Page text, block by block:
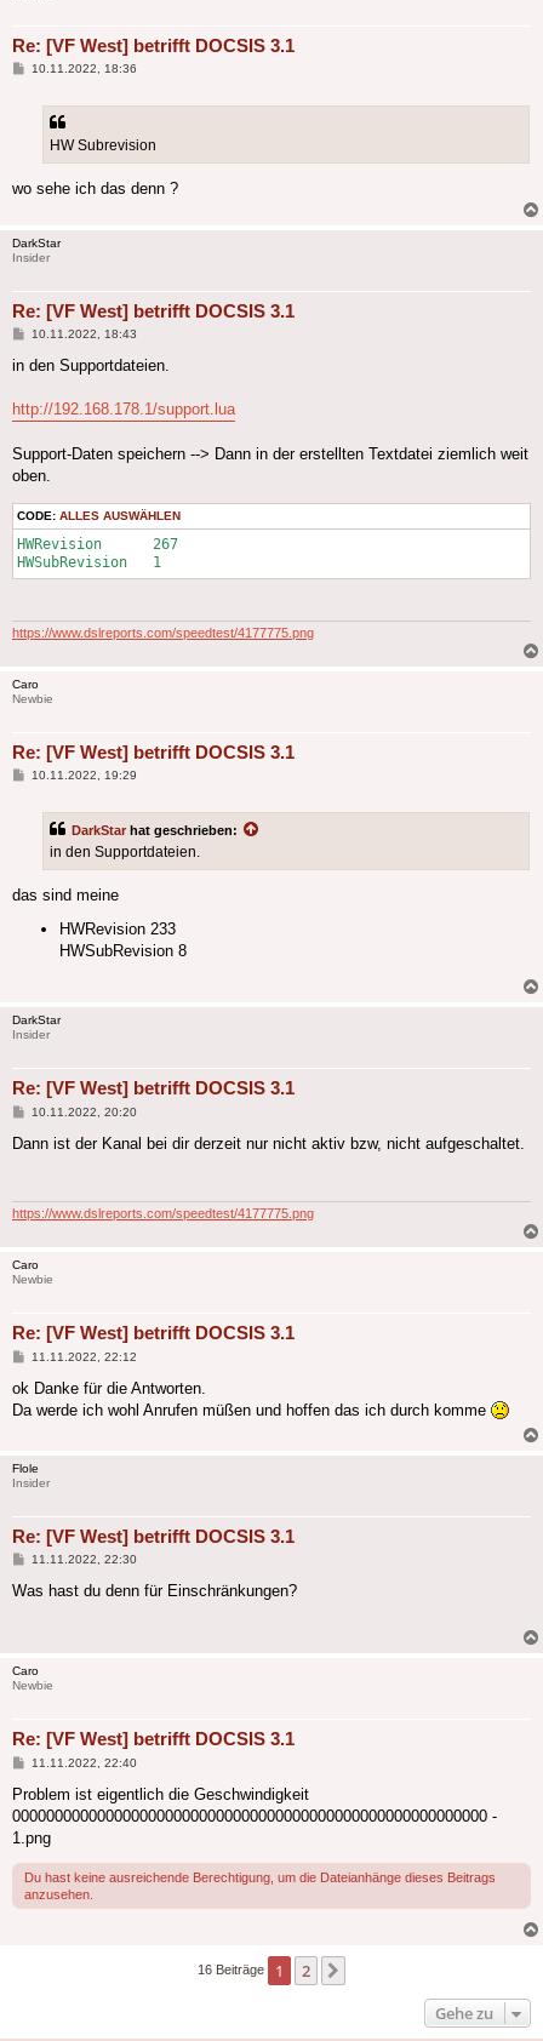
Re: [VF West] betrifft DOCSIS 3.1
Beitrag
10.11.2022, 18:36
HW Subrevision
wo sehe ich das denn ?
DarkStar
Insider
Re: [VF West] betrifft DOCSIS 3.1
Beitrag
10.11.2022, 18:43
in den Supportdateien.
http://192.168.178.1/support.lua
Support-Daten speichern --> Dann in der erstellten Textdatei ziemlich weit
oben.
CODE: ALLES AUSWÄHLEN
HWRevision	267
https://www.dslreports.com/speedtest/4177775.png
Caro
Newbie
Re: [VF West] betrifft DOCSIS 3.1
Beitrag
10.11.2022, 19:29
DarkStar hat geschrieben:
in den Supportdateien.
das sind meine
HWRevision 233
HWSubRevision 8
DarkStar
Insider
Re: [VF West] betrifft DOCSIS 3.1
Beitrag
10.11.2022, 20:20
Dann ist der Kanal bei dir derzeit nur nicht aktiv bzw, nicht aufgeschaltet.
https://www.dslreports.com/speedtest/4177775.png
Caro
Newbie
Re: [VF West] betrifft DOCSIS 3.1
Beitrag
11.11.2022, 22:12
ok Danke für die Antworten.
Da werde ich wohl Anrufen müßen und hoffen das ich durch komme
Flole
Insider
Re: [VF West] betrifft DOCSIS 3.1
Beitrag
11.11.2022, 22:30
Was hast du denn für Einschränkungen?
Caro
Newbie
Re: [VF West] betrifft DOCSIS 3.1
Beitrag
11.11.2022, 22:40
Problem ist eigentlich die Geschwindigkeit
00000000000000000000000000000000000000000000000000000000 -
1.png
Du hast keine ausreichende Berechtigung, um die Dateianhänge dieses Beitrags
anzusehen.
16 Beiträge 1 2
Gehe zu